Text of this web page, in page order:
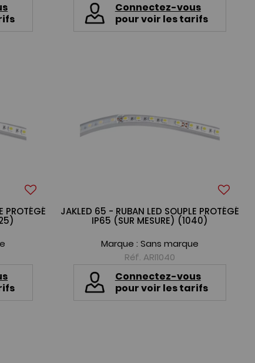
Connectez-vous
pour voir les tarifs
PROTÉGÉ JAKLED 65 - RUBAN LED SOUPLE PROTÉGÉ
IP65 (SUR MESURE) (1040)
Marque : Sans marque
Réf. ARI1040
Connectez-vous
pour voir les tarifs